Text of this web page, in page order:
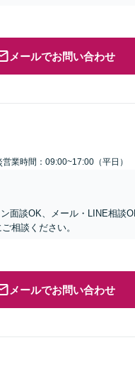
メールでお問い合わせ
営業時間：09:00~17:00（平日）
面談OK、メール・LINE相談
相談ください。
メールでお問い合わせ